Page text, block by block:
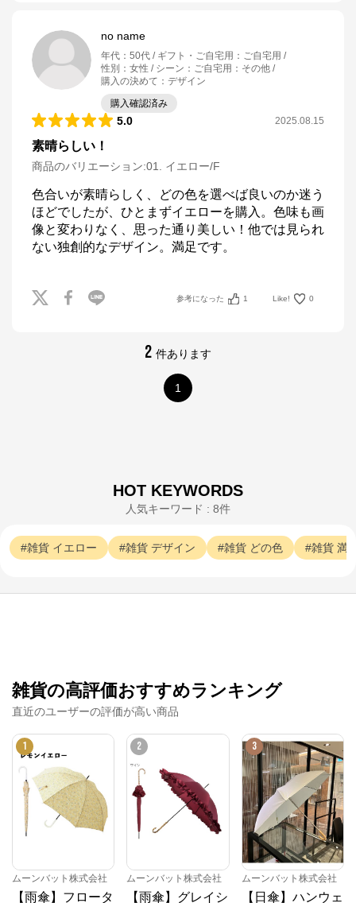
no name
年代 ： 50代 ギフト・ご自宅用 ： ご自宅用
性別 ： 女性 シーン ： ご自宅用：その他
購入の決めて ： デザイン
購入確認済み
5.0 2025.08.15
素晴らしい！
商品のバリエーション:01. イエロー/F
色合いが素晴らしく、どの色を選べば良いのか迷う
ほどでしたが、ひとまずイエローを購入。色味も画
像と変わりなく、思った通り美しい！他では見られ
ない独創的なデザイン。満足です。
参考になった 1 Like! 0
2 件あります
1
HOT KEYWORDS
人気キーワード : 8件
雑貨 イエロー 雑貨 デザイン 雑貨 どの色 雑貨 満
雑貨の高評価おすすめランキング
直近のユーザーの評価が高い商品
1
ムーンバット株式会社
【雨傘】フロータ
2
ムーンバット株式会社
【雨傘】グレイシ
3
ムーンバット株式会社
【日傘】ハンウェ